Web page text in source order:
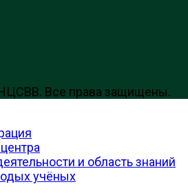
Все права защищены.
и область знаний
учёных